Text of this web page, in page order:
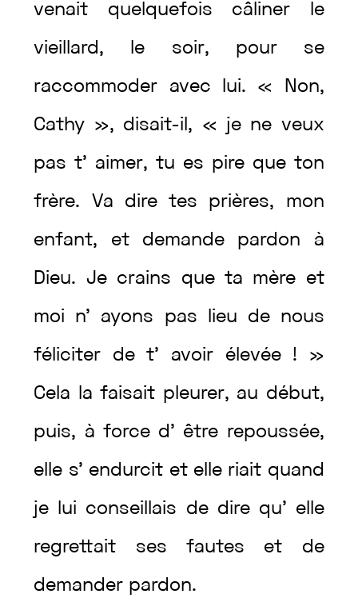
venait quelquefois câliner le
vieillard, le soir, pour se
raccommoder avec lui. « Non,
Cathy », disait-il , « je ne veux
past’ aimer,tu es pire que ton
frère. Va diretes prières, mon
enfant, et demande pardon à
Dieu. Je crains que ta mère et
moi n’ ayons pas lieu de nous
féliciter det’ avoir élevée ! »
Cela lafaisait pleurer, au début,
puis, à force d’ être repoussée,
elle s’ endurcit et elle riait quand
je lui conseillais de dire qu’ elle
regrettait sesfautes et de
demander pardon.